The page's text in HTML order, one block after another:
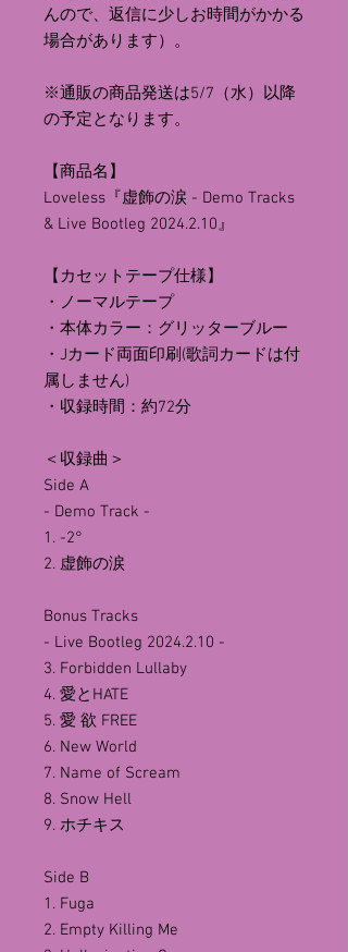
んので、返信に少しお時間がかかる
場合があります）。
※通販の商品発送は5/7（水）以降
の予定となります。
【商品名】
Loveless『虚飾の涙 - Demo Tracks
& Live Bootleg 2024.2.10』
【カセットテープ仕様】
・ノーマルテープ
・本体カラー：グリッターブルー
・Jカード両面印刷(歌詞カードは付
属しません)
・収録時間：約72分
＜収録曲＞
Side A
- Demo Track -
1. -2°
2. 虚飾の涙
Bonus Tracks
- Live Bootleg 2024.2.10 -
3. Forbidden Lullaby
4. 愛とHATE
5. 愛 欲 FREE
6. New World
7. Name of Scream
8. Snow Hell
9. ホチキス
Side B
1. Fuga
2. Empty Killing Me